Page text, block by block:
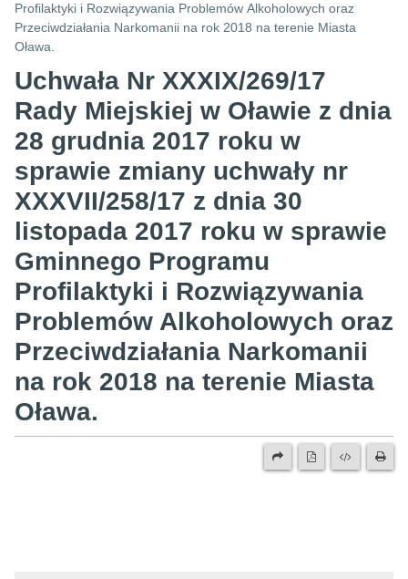
Profilaktyki i Rozwiązywania Problemów Alkoholowych oraz
Przeciwdziałania Narkomanii na rok 2018 na terenie Miasta
Oława.
Uchwała Nr XXXIX/269/17
Rady Miejskiej w Oławie z dnia
28 grudnia 2017 roku w
sprawie zmiany uchwały nr
XXXVII/258/17 z dnia 30
listopada 2017 roku w sprawie
Gminnego Programu
Profilaktyki i Rozwiązywania
Problemów Alkoholowych oraz
Przeciwdziałania Narkomanii
na rok 2018 na terenie Miasta
Oława.